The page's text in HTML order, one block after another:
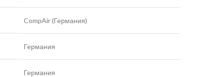
CompAir (Германия)
Германия
Германия